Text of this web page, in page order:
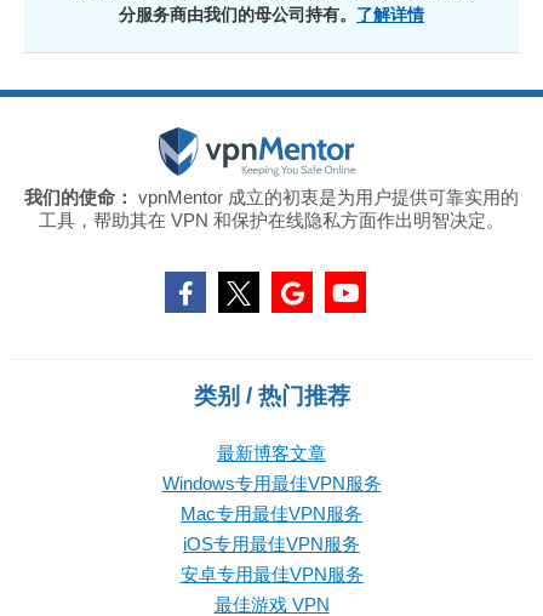
分服务商由我们的母公司持有。 了解详情
我们的使命： vpnMentor 成立的初衷是为用户提供可靠实用的
工具，帮助其在 VPN 和保护在线隐私方面作出明智决定。
类别 / 热门推荐
最新博客文章
Windows专用最佳VPN服务
Mac专用最佳VPN服务
iOS专用最佳VPN服务
安卓专用最佳VPN服务
最佳游戏 VPN